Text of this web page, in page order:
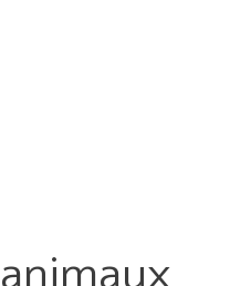
animaux